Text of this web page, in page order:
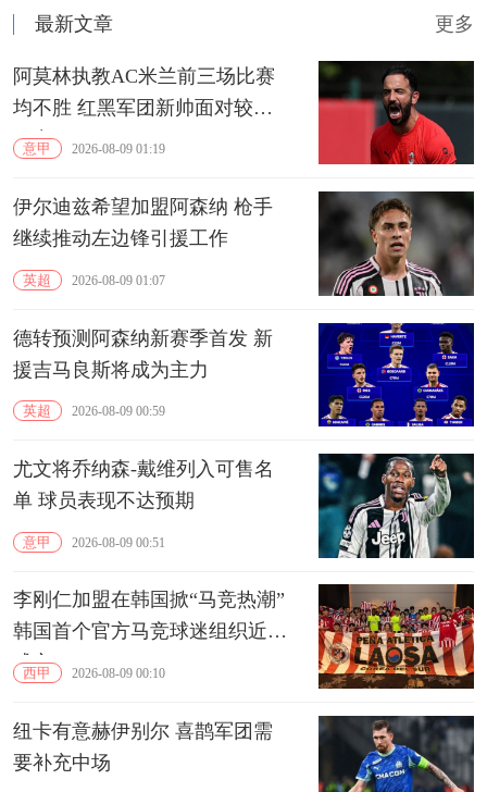
最新文章 更多
阿莫林执教AC米兰前三场比赛
均不胜 红黑军团新帅面对较大
压力
意甲 2026-08-09 01:19
伊尔迪兹希望加盟阿森纳 枪手
继续推动左边锋引援工作
英超 2026-08-09 01:07
德转预测阿森纳新赛季首发 新
援吉马良斯将成为主力
英超 2026-08-09 00:59
尤文将乔纳森-戴维列入可售名
单 球员表现不达预期
意甲 2026-08-09 00:51
李刚仁加盟在韩国掀“马竞热潮”
韩国首个官方马竞球迷组织近期
成立
西甲 2026-08-09 00:10
纽卡有意赫伊别尔 喜鹊军团需
要补充中场